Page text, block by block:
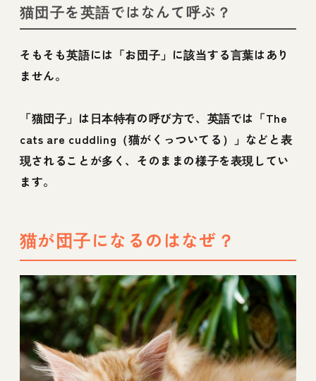
猫団子を英語ではなんて呼ぶ？
そもそも英語には「お団子」に該当する言葉はあり
ません。
「猫団子」は日本特有の呼び方で、英語では「The
cats are cuddling（猫がくっついてる）」などと表
現されることが多く、そのままの様子を表現してい
ます。
猫が団子になるのはなぜ？